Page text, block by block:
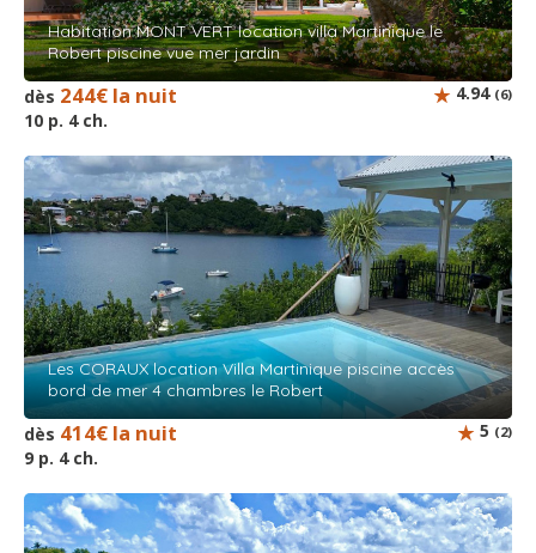
Habitation MONT VERT location villa Martinique le
Robert piscine vue mer jardin
dès 244€ la nuit
10 p. 4 ch.
4.94 (6)
Les CORAUX location Villa Martinique piscine accès
bord de mer 4 chambres le Robert
dès 414€ la nuit
9 p. 4 ch.
5 (2)